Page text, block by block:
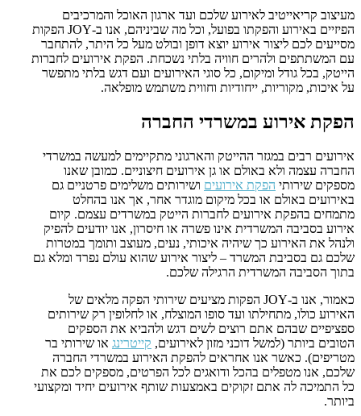
מעיצוב קריאייטיב לאירוע שלכם ועד ארגון האוכל והמרכיבים
הפיזיים באירוע והפקתו בפועל, וכל מה שביניהם, אנו ב-JOY הפקות
מסייעים לכם ליצור אירוע יוצא דופן ובולט מעל כל היתר, להתחבר
עם המשתתפים ולהרים חוויה בלתי נשכחת. הפקת אירועים לחברות
הייטק, בכל גודל ומיקום, כל סוגי האירועים ועם דגש בלתי מתפשר
על איכות, מקוריות, ייחודיות וחווית משתמש מופלאה.
הפקת אירוע במשרדי החברה
אירועים רבים במגזר ההייטק והארגוני מתקיימים למעשה במשרדי
החברה עצמה ולא באולם או גן אירועים חיצוניים. כמובן שאנו
מספקים שירותי הפקת אירועים ושירותים משלימים פרטניים גם
באירועים באולם או בכל מיקום מוגדר אחר, אך אנו בהחלט
מתמחים בהפקת אירועים לחברות הייטק במשרדים עצמם. קיום
אירוע בסביבה המשרדית אינו פשרה או חיסרון, אנו יודעים להפיק
ולנהל את האירוע כך שיהיה איכותי, נעים, מעוצב ותומך במטרות
שלכם גם בסביבת המשרד – ליצור אירוע שהוא עולם נפרד ומלא גם
בתוך הסביבה המשרדית הרגילה שלכם.
כאמור, אנו ב-JOY הפקות מציעים שירותי הפקה מלאים של
האירוע כולו, מתחילתו ועד סופו המוצלח, או לחלופין רק שירותים
ספציפיים שבהם אתם רוצים לשים דגש ולהביא את הספקים
הטובים ביותר (למשל דוכני מזון לאירועים, קייטרינג או שירותי בר
מטריפים). כאשר אנו אחראים להפקת האירוע במשרדי החברה
שלכם, אנו מטפלים בהכל ודואגים לכל הפרטים, מספקים לכם את
כל התמיכה לה אתם זקוקים באמצעות שותף אירועים יחיד ומקצועי
ביותר.